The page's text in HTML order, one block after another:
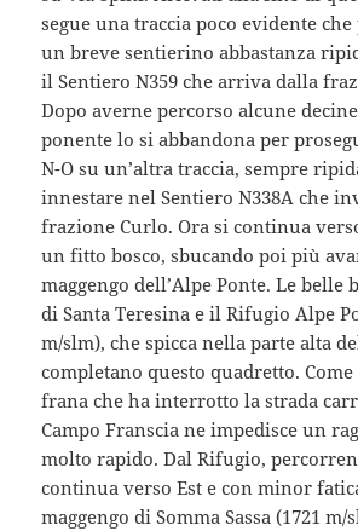
segue una traccia poco evidente
un breve sentierino abbastanza
il Sentiero N359 che arriva dalla
Dopo averne percorso alcune
ponente lo si abbandona per
N-O su un’altra traccia, sempre
innestare nel Sentiero N338A che
frazione Curlo. Ora si continua
un fitto bosco, sbucando poi più
maggengo dell’Alpe Ponte. Le belle
di Santa Teresina e il Rifugio Alpe
m/slm), che spicca nella parte alta
completano questo quadretto. Come
frana che ha interrotto la strada
Campo Franscia ne impedisce un
molto rapido. Dal Rifugio,
continua verso Est e con minor
maggengo di Somma Sassa (1721 m/